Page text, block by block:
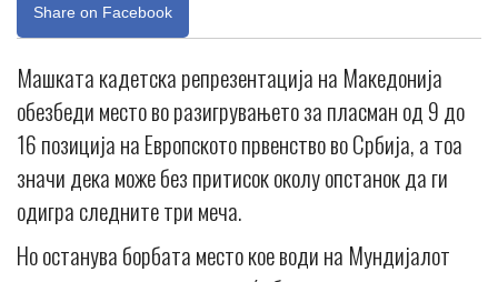
Share on Facebook
Машката кадетска репрезентација на Македонија
обезбеди место во разигрувањето за пласман од 9 до
16 позиција на Европското првенство во Србија, а тоа
значи дека може без притисок околу опстанок да ги
одигра следните три меча.
Но останува борбата место кое води на Мундијалот